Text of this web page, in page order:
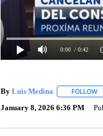
0:00 / 0:42
By Luis Medina FOLLOW
January 8, 2026 6:36 PM